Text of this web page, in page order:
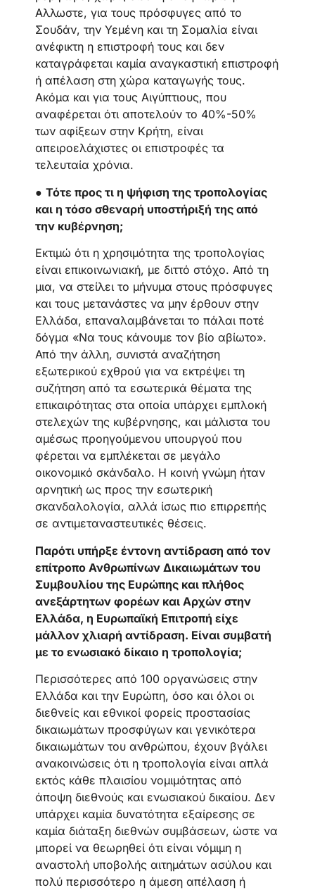
Αλλωστε, για τους πρόσφυγες από το
Σουδάν, την Υεμένη και τη Σομαλία είναι
ανέφικτη η επιστροφή τους και δεν
καταγράφεται καμία αναγκαστική επιστροφή
ή απέλαση στη χώρα καταγωγής τους.
Ακόμα και για τους Αιγύπτιους, που
αναφέρεται ότι αποτελούν το 40%-50%
των αφίξεων στην Κρήτη, είναι
απειροελάχιστες οι επιστροφές τα
τελευταία χρόνια.
● Τότε προς τι η ψήφιση της τροπολογίας
και η τόσο σθεναρή υποστήριξή της από
την κυβέρνηση;
Εκτιμώ ότι η χρησιμότητα της τροπολογίας
είναι επικοινωνιακή, με διττό στόχο. Από τη
μια, να στείλει το μήνυμα στους πρόσφυγες
και τους μετανάστες να μην έρθουν στην
Ελλάδα, επαναλαμβάνεται το πάλαι ποτέ
δόγμα «Να τους κάνουμε τον βίο αβίωτο».
Από την άλλη, συνιστά αναζήτηση
εξωτερικού εχθρού για να εκτρέψει τη
συζήτηση από τα εσωτερικά θέματα της
επικαιρότητας στα οποία υπάρχει εμπλοκή
στελεχών της κυβέρνησης, και μάλιστα του
αμέσως προηγούμενου υπουργού που
φέρεται να εμπλέκεται σε μεγάλο
οικονομικό σκάνδαλο. Η κοινή γνώμη ήταν
αρνητική ως προς την εσωτερική
σκανδαλολογία, αλλά ίσως πιο επιρρεπής
σε αντιμεταναστευτικές θέσεις.
Παρότι υπήρξε έντονη αντίδραση από τον
επίτροπο Ανθρωπίνων Δικαιωμάτων του
Συμβουλίου της Ευρώπης και πλήθος
ανεξάρτητων φορέων και Αρχών στην
Ελλάδα, η Ευρωπαϊκή Επιτροπή είχε
μάλλον χλιαρή αντίδραση. Είναι συμβατή
με το ενωσιακό δίκαιο η τροπολογία;
Περισσότερες από 100 οργανώσεις στην
Ελλάδα και την Ευρώπη, όσο και όλοι οι
διεθνείς και εθνικοί φορείς προστασίας
δικαιωμάτων προσφύγων και γενικότερα
δικαιωμάτων του ανθρώπου, έχουν βγάλει
ανακοινώσεις ότι η τροπολογία είναι απλά
εκτός κάθε πλαισίου νομιμότητας από
άποψη διεθνούς και ενωσιακού δικαίου. Δεν
υπάρχει καμία δυνατότητα εξαίρεσης σε
καμία διάταξη διεθνών συμβάσεων, ώστε να
μπορεί να θεωρηθεί ότι είναι νόμιμη η
αναστολή υποβολής αιτημάτων ασύλου και
πολύ περισσότερο η άμεση απέλαση ή